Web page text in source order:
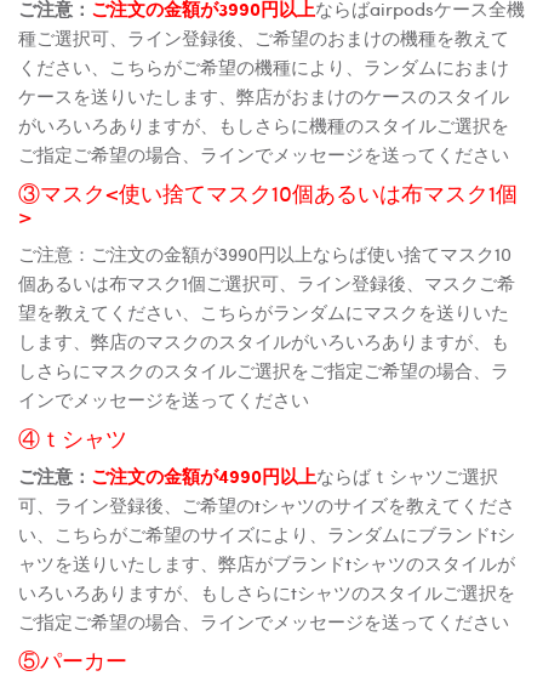
ご注意： ご注文の金額が3990円以上ならばairpodsケース全機
種ご選択可、ライン登録後、ご希望のおまけの機種を教えて
ください、こちらがご希望の機種により、ランダムにおまけ
ケースを送りいたします、弊店がおまけのケースのスタイル
がいろいろありますが、もしさらに機種のスタイルご選択を
ご指定ご希望の場合、ラインでメッセージを送ってください
③マスク<使い捨てマスク10個あるいは布マスク1個
>
ご注意：ご注文の金額が3990円以上ならば使い捨てマスク10
個あるいは布マスク1個ご選択可、ライン登録後、マスクご希
望を教えてください、こちらがランダムにマスクを送りいた
します、弊店のマスクのスタイルがいろいろありますが、も
しさらにマスクのスタイルご選択をご指定ご希望の場合、ラ
インでメッセージを送ってください
④ｔシャツ
ご注意： ご注文の金額が4990円以上ならばｔシャツご選択
可、ライン登録後、ご希望のtシャツのサイズを教えてくださ
い、こちらがご希望のサイズにより、ランダムにブランドtシ
ャツを送りいたします、弊店がブランドtシャツのスタイルが
いろいろありますが、もしさらにtシャツのスタイルご選択を
ご指定ご希望の場合、ラインでメッセージを送ってください
⑤パーカー